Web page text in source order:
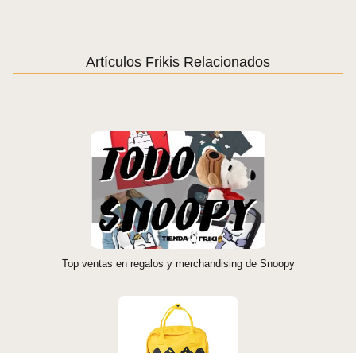
Artículos Frikis Relacionados
Top ventas en regalos y merchandising de Snoopy